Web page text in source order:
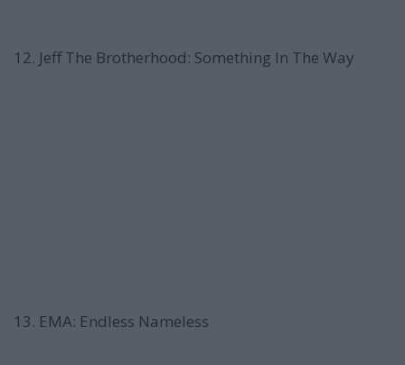
12. Jeff The Brotherhood: Something In The Way
13. EMA: Endless Nameless